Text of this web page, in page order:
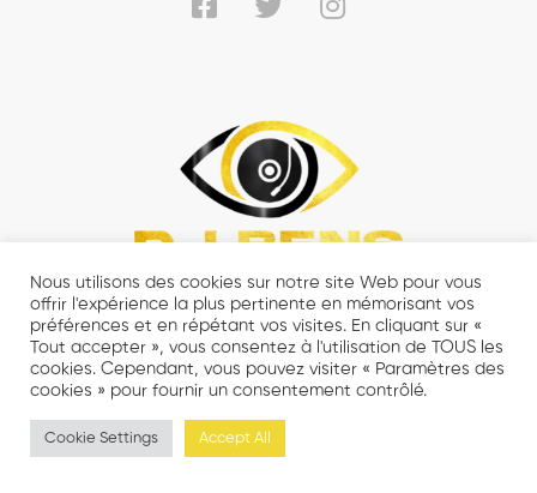
Nous utilisons des cookies sur notre site Web pour vous
offrir l'expérience la plus pertinente en mémorisant vos
préférences et en répétant vos visites. En cliquant sur «
Tout accepter », vous consentez à l'utilisation de TOUS les
cookies. Cependant, vous pouvez visiter « Paramètres des
cookies » pour fournir un consentement contrôlé.
Cookie Settings Accept All